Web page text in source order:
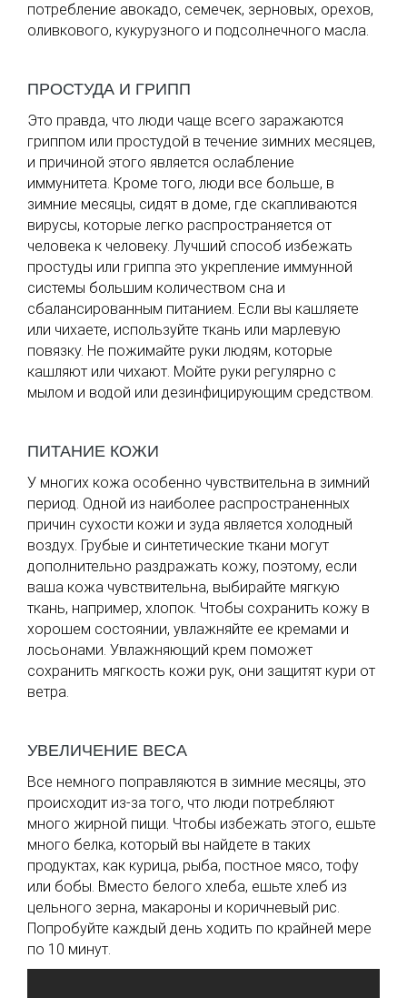
потребление авокадо, семечек, зерновых, орехов,
оливкового, кукурузного и подсолнечного масла.
ПРОСТУДА И ГРИПП
Это правда, что люди чаще всего заражаются
гриппом или простудой в течение зимних месяцев,
и причиной этого является ослабление
иммунитета. Кроме того, люди все больше, в
зимние месяцы, сидят в доме, где скапливаются
вирусы, которые легко распространяется от
человека к человеку. Лучший способ избежать
простуды или гриппа это укрепление иммунной
системы большим количеством сна и
сбалансированным питанием. Если вы кашляете
или чихаете, используйте ткань или марлевую
повязку. Не пожимайте руки людям, которые
кашляют или чихают. Мойте руки регулярно с
мылом и водой или дезинфицирующим средством.
ПИТАНИЕ КОЖИ
У многих кожа особенно чувствительна в зимний
период. Одной из наиболее распространенных
причин сухости кожи и зуда является холодный
воздух. Грубые и синтетические ткани могут
дополнительно раздражать кожу, поэтому, если
ваша кожа чувствительна, выбирайте мягкую
ткань, например, хлопок. Чтобы сохранить кожу в
хорошем состоянии, увлажняйте ее кремами и
лосьонами. Увлажняющий крем поможет
сохранить мягкость кожи рук, они защитят кури от
ветра.
УВЕЛИЧЕНИЕ ВЕСА
Все немного поправляются в зимние месяцы, это
происходит из-за того, что люди потребляют
много жирной пищи. Чтобы избежать этого, ешьте
много белка, который вы найдете в таких
продуктах, как курица, рыба, постное мясо, тофу
или бобы. Вместо белого хлеба, ешьте хлеб из
цельного зерна, макароны и коричневый рис.
Попробуйте каждый день ходить по крайней мере
по 10 минут.